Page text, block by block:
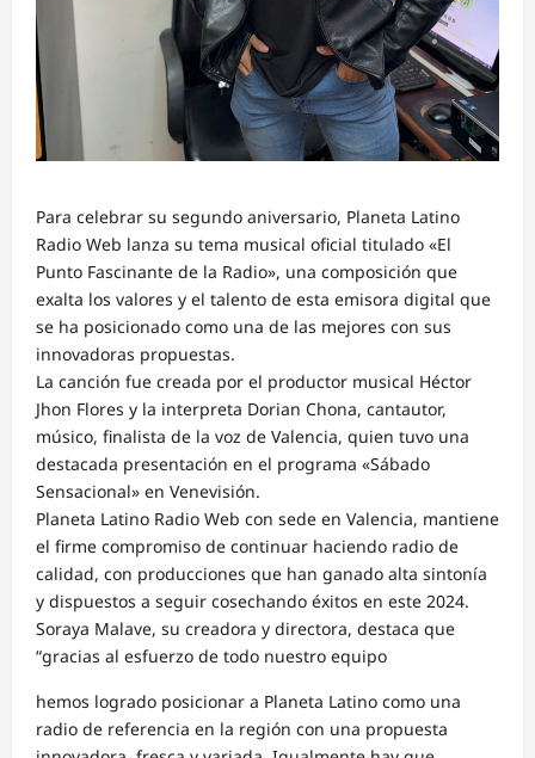
Para celebrar su segundo aniversario, Planeta Latino
Radio Web lanza su tema musical oficial titulado «El
Punto Fascinante de la Radio», una composición que
exalta los valores y el talento de esta emisora digital que
se ha posicionado como una de las mejores con sus
innovadoras propuestas.
La canción fue creada por el productor musical Héctor
Jhon Flores y la interpreta Dorian Chona, cantautor,
músico, finalista de la voz de Valencia, quien tuvo una
destacada presentación en el programa «Sábado
Sensacional» en Venevisión.
Planeta Latino Radio Web con sede en Valencia, mantiene
el firme compromiso de continuar haciendo radio de
calidad, con producciones que han ganado alta sintonía
y dispuestos a seguir cosechando éxitos en este 2024.
Soraya Malave, su creadora y directora, destaca que
“gracias al esfuerzo de todo nuestro equipo
hemos logrado posicionar a Planeta Latino como una
radio de referencia en la región con una propuesta